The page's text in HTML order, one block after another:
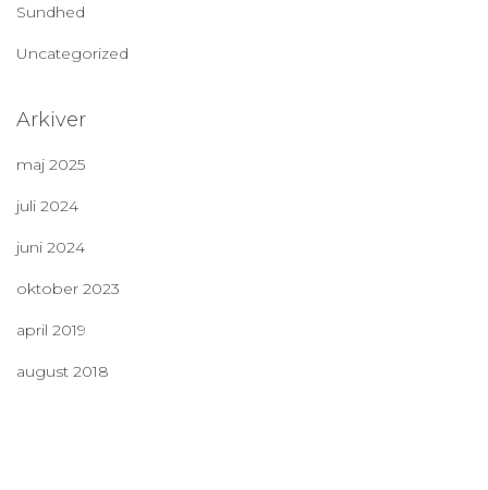
Sundhed
Uncategorized
Arkiver
maj 2025
juli 2024
juni 2024
oktober 2023
april 2019
august 2018